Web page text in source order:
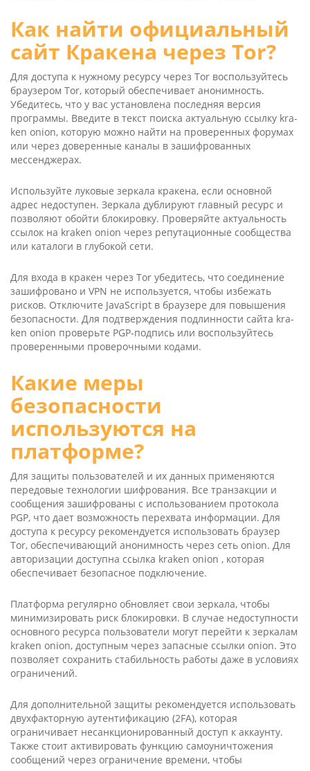
Как найти официальный
сайт Кракена через Tor?
Для доступа к нужному ресурсу через Tor воспользуйтесь
браузером Tor, который обеспечивает анонимность.
Убедитесь, что у вас установлена ​​последняя версия
программы. Введите в текст поиска актуальную ссылку kra­
ken oni­on, которую можно найти на проверенных форумах
или через доверенные каналы в зашифрованных
мессенджерах.
Используйте луковые зеркала кракена, если основной
адрес недоступен. Зеркала дублируют главный ресурс и
позволяют обойти блокировку. Проверяйте актуальность
ссылок на kra­ken oni­on через репутационные сообщества
или каталоги в глубокой сети.
Для входа в кракен через Tor убедитесь, что соединение
зашифровано и VPN не используется, чтобы избежать
рисков. Отключите Java­Script в браузере для повышения
безопасности. Для подтверждения подлинности сайта kra­
ken oni­on проверьте PGP-подпись или воспользуйтесь
проверенными проверочными кодами.
Какие меры
безопасности
используются на
платформе?
Для защиты пользователей и их данных применяются
передовые технологии шифрования. Все транзакции и
сообщения зашифрованы с использованием протокола
PGP, что дает возможность перехвата информации. Для
доступа к ресурсу рекомендуется использовать браузер
Tor, обеспечивающий анонимность через сеть oni­on. Для
авторизации доступна ссылка kra­ken oni­on , которая
обеспечивает безопасное подключение.
Платформа регулярно обновляет свои зеркала, чтобы
минимизировать риск блокировки. В случае недоступности
основного ресурса пользователи могут перейти к зеркалам
kra­ken oni­on, доступным через запасные ссылки oni­on. Это
позволяет сохранить стабильность работы даже в условиях
ограничений.
Для дополнительной защиты рекомендуется использовать
двухфакторную аутентификацию (2FA), которая
ограничивает несанкционированный доступ к аккаунту.
Также стоит активировать функцию самоуничтожения
сообщений через ограничение времени, чтобы